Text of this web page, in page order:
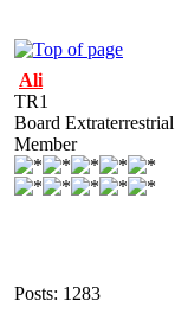
Ali
TR1
Board Extraterrestrial
Member
Posts: 1283